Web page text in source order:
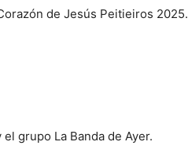
de Jesús Peitieiros 2025.
grupo La Banda de Ayer.